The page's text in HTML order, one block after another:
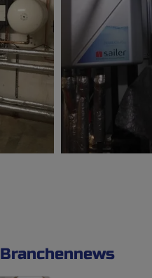
Branchennews